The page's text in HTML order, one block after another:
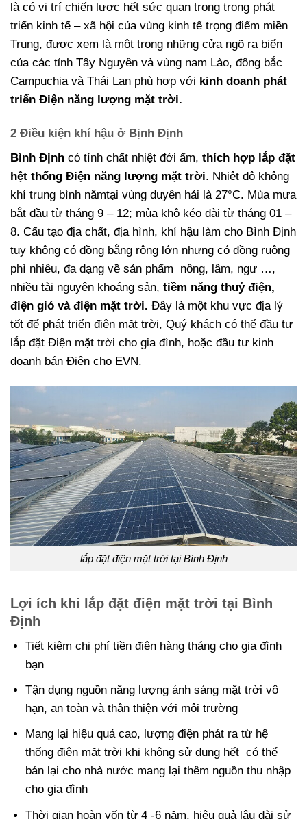
là có vị trí chiến lược hết sức quan trọng trong phát
triển kinh tế – xã hội của vùng kinh tế trọng điểm miền
Trung, được xem là một trong những cửa ngõ ra biển
của các tỉnh Tây Nguyên và vùng nam Lào, đông bắc
Campuchia và Thái Lan phù hợp với kinh doanh phát
triển Điện năng lượng mặt trời.
2 Điều kiện khí hậu ở Bịnh Định
Bình Định có tính chất nhiệt đới ẩm, thích hợp lắp đặt
hệt thống Điện năng lượng mặt trời. Nhiệt độ không
khí trung bình nămtại vùng duyên hải là 27°C. Mùa mưa
bắt đầu từ tháng 9 – 12; mùa khô kéo dài từ tháng 01 –
8. Cấu tạo địa chất, địa hình, khí hậu làm cho Bình Định
tuy không có đồng bằng rộng lớn nhưng có đồng ruộng
phì nhiêu, đa dạng về sản phẩm nông, lâm, ngư …,
nhiều tài nguyên khoáng sản, tiềm năng thuỷ điện,
điện gió và điện mặt trời. Đây là một khu vực địa lý
tốt để phát triển điện mặt trời, Quý khách có thể đầu tư
lắp đặt Điện mặt trời cho gia đình, hoặc đầu tư kinh
doanh bán Điện cho EVN.
lắp đặt điện mặt trời tại Bình Định
Lợi ích khi lắp đặt điện mặt trời tại Bình
Định
Tiết kiệm chi phí tiền điện hàng tháng cho gia đình
bạn
Tận dụng nguồn năng lượng ánh sáng mặt trời vô
hạn, an toàn và thân thiện với môi trường
Mang lại hiệu quả cao, lượng điện phát ra từ hệ
thống điện mặt trời khi không sử dụng hết có thể
bán lại cho nhà nước mang lại thêm nguồn thu nhập
cho gia đình
Thời gian hoàn vốn từ 4 -6 năm, hiệu quả lâu dài sử